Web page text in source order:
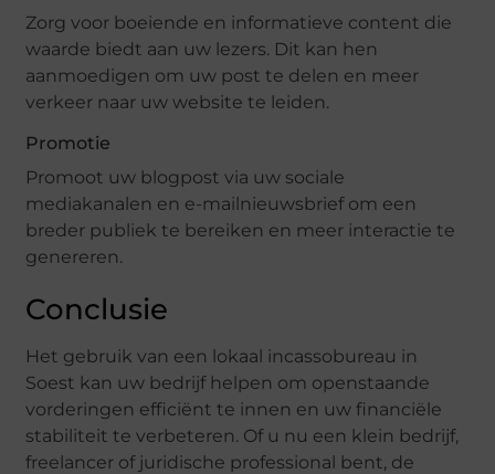
Zorg voor boeiende en informatieve content die
waarde biedt aan uw lezers. Dit kan hen
aanmoedigen om uw post te delen en meer
verkeer naar uw website te leiden.
Promotie
Promoot uw blogpost via uw sociale
mediakanalen en e-mailnieuwsbrief om een
breder publiek te bereiken en meer interactie te
genereren.
Conclusie
Het gebruik van een lokaal incassobureau in
Soest kan uw bedrijf helpen om openstaande
vorderingen efficiënt te innen en uw financiële
stabiliteit te verbeteren. Of u nu een klein bedrijf,
freelancer of juridische professional bent, de